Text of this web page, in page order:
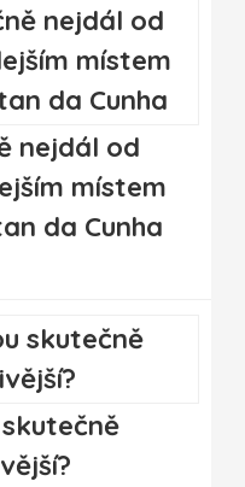
nejdál od
místem
da Cunha